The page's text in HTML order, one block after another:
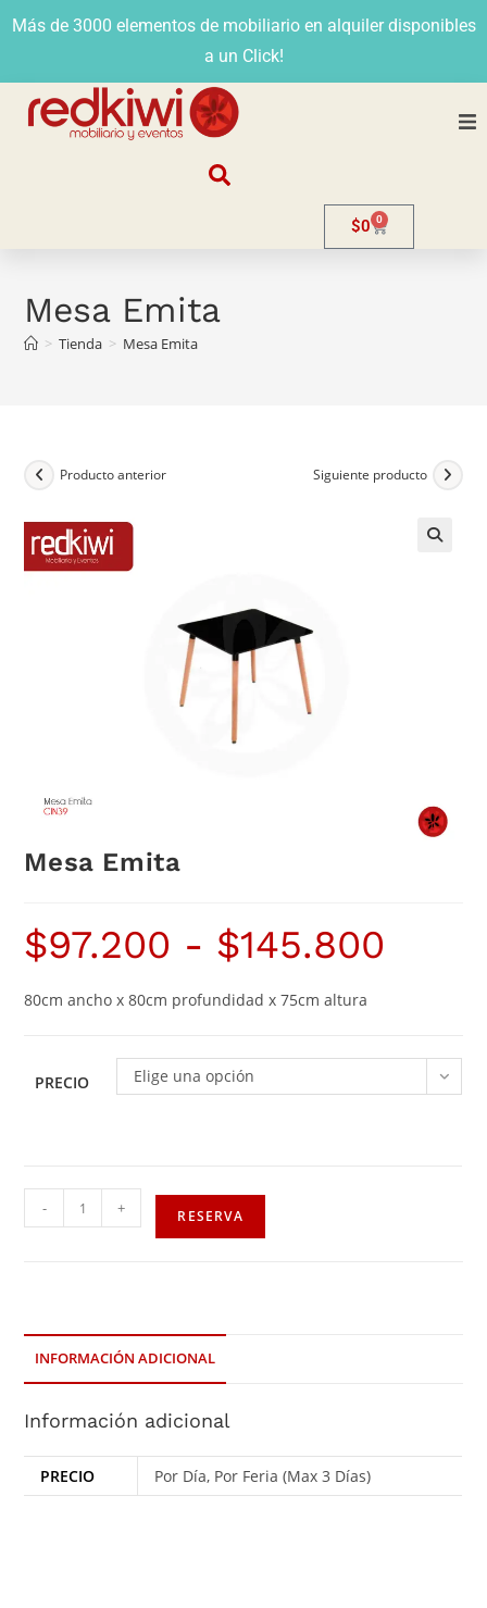
Más de 3000 elementos de mobiliario en alquiler disponibles
a un Click!
Contacto
$0 0
Mesa Emita
> Tienda > Mesa Emita
Producto anterior Siguiente producto
Mesa Emita
$97.200 - $145.800
80cm ancho x 80cm profundidad x 75cm altura
PRECIO Elige una opción
- + RESERVA
INFORMACIÓN ADICIONAL
Información adicional
PRECIO Por Día, Por Feria (Max 3 Días)